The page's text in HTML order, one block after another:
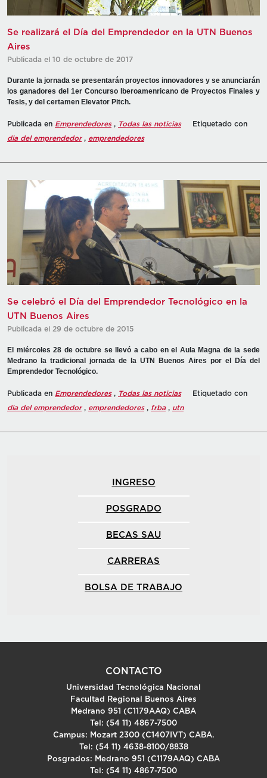
Se realizará el Día del Emprendedor en la UTN Buenos
Aires
Publicada el 10 de octubre de 2017
Durante la jornada se presentarán proyectos innovadores y se anunciarán
los ganadores del 1er Concurso Iberoamenricano de Proyectos Finales y
Tesis, y del certamen Elevator Pitch.
Publicada en Emprendedores, Todas las noticias
Etiquetado con
dia del emprendedor, emprendedores
Se celebró el Día del Emprendedor Tecnológico en la
UTN Buenos Aires
Publicada el 29 de octubre de 2015
El miércoles 28 de octubre se llevó a cabo en el Aula Magna de la sede
Medrano la tradicional jornada de la UTN Buenos Aires por el Día del
Emprendedor Tecnológico.
Publicada en Emprendedores, Todas las noticias
Etiquetado con
dia del emprendedor, emprendedores, frba, utn
INGRESO
POSGRADO
BECAS SAU
CARRERAS
BOLSA DE TRABAJO
CONTACTO
Universidad Tecnológica Nacional
Facultad Regional Buenos Aires
Medrano 951 (C1179AAQ) CABA
Tel: (54 11) 4867-7500
Campus: Mozart 2300 (C1407IVT) CABA.
Tel: (54 11) 4638-8100/8838
Posgrados: Medrano 951 (C1179AAQ) CABA
Tel: (54 11) 4867-7500